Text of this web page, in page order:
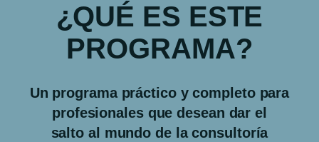
¿QUÉ ES ESTE
PROGRAMA?
Un programa práctico y completo para
profesionales que desean dar el
salto al mundo de la consultoría